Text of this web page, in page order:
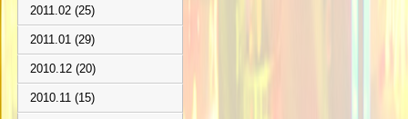
2011.02 (25)
2011.01 (29)
2010.12 (20)
2010.11 (15)